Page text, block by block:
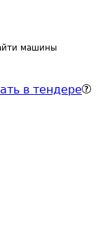
машины
в тендере